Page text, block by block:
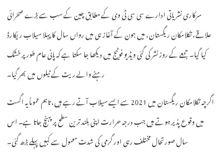
سرکاری نشریاتی ادارے سی سی ٹی وی کے مطابق چین کے سب سے بڑے صحرائی
علاقے، تکلامکان ریگستان، میں جون کے آغاز ہی میں رواں سال کا پہلا سیلاب ریکارڈ
کیا گیا۔ جمعے کے روز نشر کی گئی ویڈیو فوٹیج میں دیکھا جا سکتا ہے کہ پانی عام طور پر خشک
رہنے والے ریت کے ٹیلوں میں بھر گیا۔
اگرچہ تکلامکان ریگستان میں 2021 سے ایسے سیلاب آتے رہے ہیں، تاہم عموماً یہ اگست
میں وقوع پذیر ہوتے ہیں جب درجہ حرارت اپنی بلند ترین سطح پر پہنچ جاتا ہے۔ اس
سال صورتحال مختلف رہی اور گرمی کی شدت معمول سے کہیں پہلے بڑھ گئی۔